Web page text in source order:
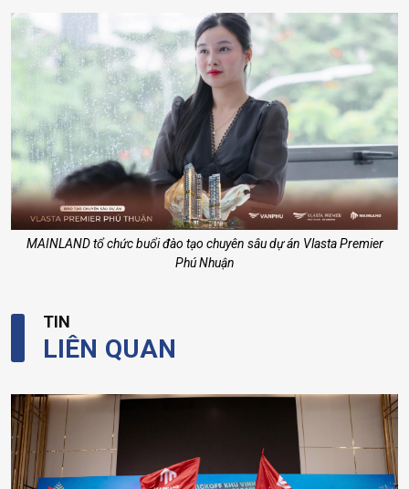
MAINLAND tổ chức buổi đào tạo chuyên sâu dự án Vlasta Premier
Phú Nhuận
TIN
LIÊN QUAN